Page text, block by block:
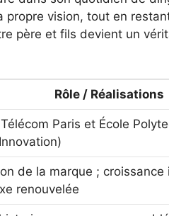
vision, tout en
père et fils devient un
Rôle / Réalisations
Paris et École
de la marque ; croissance
renouvelée